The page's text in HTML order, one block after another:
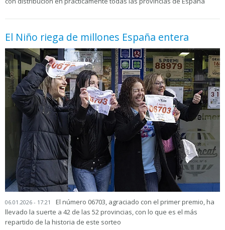
El Niño riega de millones España entera
06.01.2026 - 17:21
El número 06703, agraciado con el primer premio, ha
llevado la suerte a 42 de las 52 provincias, con lo que es el más
repartido de la historia de este sorteo